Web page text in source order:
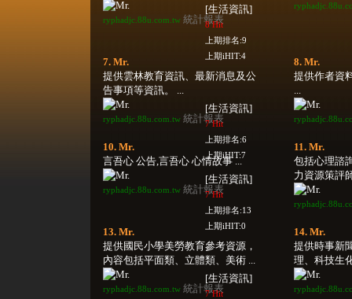
[生活資訊]
8 Hit
上期排名:9
上期iHIT:4
ryphadjc.88u.com.tw 統計報表
7. Mr.
提供雲林教育資訊、最新消息及公
告事項等資訊。 ...
[生活資訊]
7 Hit
上期排名:6
上期iHIT:7
ryphadjc.88u.com.tw 統計報表
8. Mr.
提供作者資
...
10. Mr.
言吾心 公告,言吾心 心情故事 ...
[生活資訊]
7 Hit
上期排名:13
上期iHIT:0
ryphadjc.88u.com.tw 統計報表
11. Mr.
包括心理諮
力資源策評
13. Mr.
提供國民小學美勞教育參考資源，
內容包括平面類、立體類、美術 ...
[生活資訊]
7 Hit
ryphadjc.88u.com.tw 統計報表
14. Mr.
提供時事新
理、科技生